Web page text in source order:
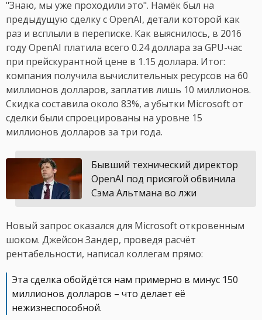
"Знаю, мы уже проходили это". Намёк был на
предыдущую сделку с OpenAI, детали которой как
раз и всплыли в переписке. Как выяснилось, в 2016
году OpenAI платила всего 0.24 доллара за GPU-час
при прейскурантной цене в 1.15 доллара. Итог:
компания получила вычислительных ресурсов на 60
миллионов долларов, заплатив лишь 10 миллионов.
Скидка составила около 83%, а убытки Microsoft от
сделки были спроецированы на уровне 15
миллионов долларов за три года.
Бывший технический директор
OpenAI под присягой обвинила
Сэма Альтмана во лжи
Новый запрос оказался для Microsoft откровенным
шоком. Джейсон Зандер, проведя расчёт
рентабельности, написал коллегам прямо:
Эта сделка обойдётся нам примерно в минус 150
миллионов долларов – что делает её
нежизнеспособной.